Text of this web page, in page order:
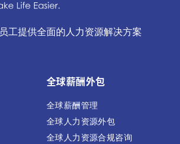
工提供全面的人力资源解决方案
全球薪酬外包
全球薪酬管理
全球人力资源外包
全球人力资源合规咨询